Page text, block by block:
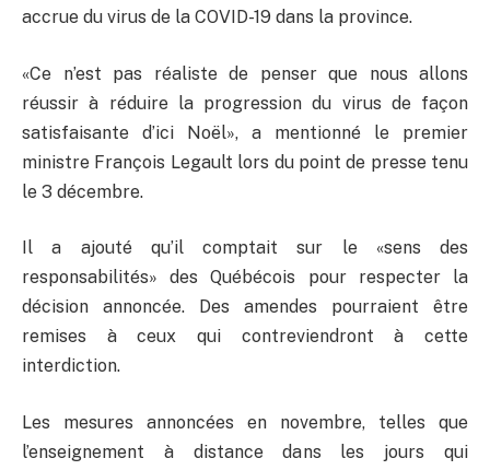
accrue du virus de la COVID-19 dans la province.
«Ce n’est pas réaliste de penser que nous allons
réussir à réduire la progression du virus de façon
satisfaisante d’ici Noël», a mentionné le premier
ministre François Legault lors du point de presse tenu
le 3 décembre.
Il a ajouté qu’il comptait sur le «sens des
responsabilités» des Québécois pour respecter la
décision annoncée. Des amendes pourraient être
remises à ceux qui contreviendront à cette
interdiction.
Les mesures annoncées en novembre, telles que
l’enseignement à distance dans les jours qui